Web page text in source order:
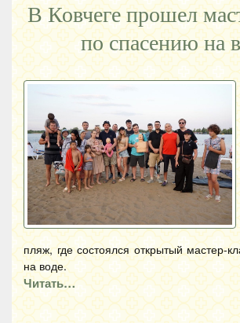
В Ковчеге прошел
по спасению на
пляж, где состоялся открытый мастер-
на воде.
Читать…